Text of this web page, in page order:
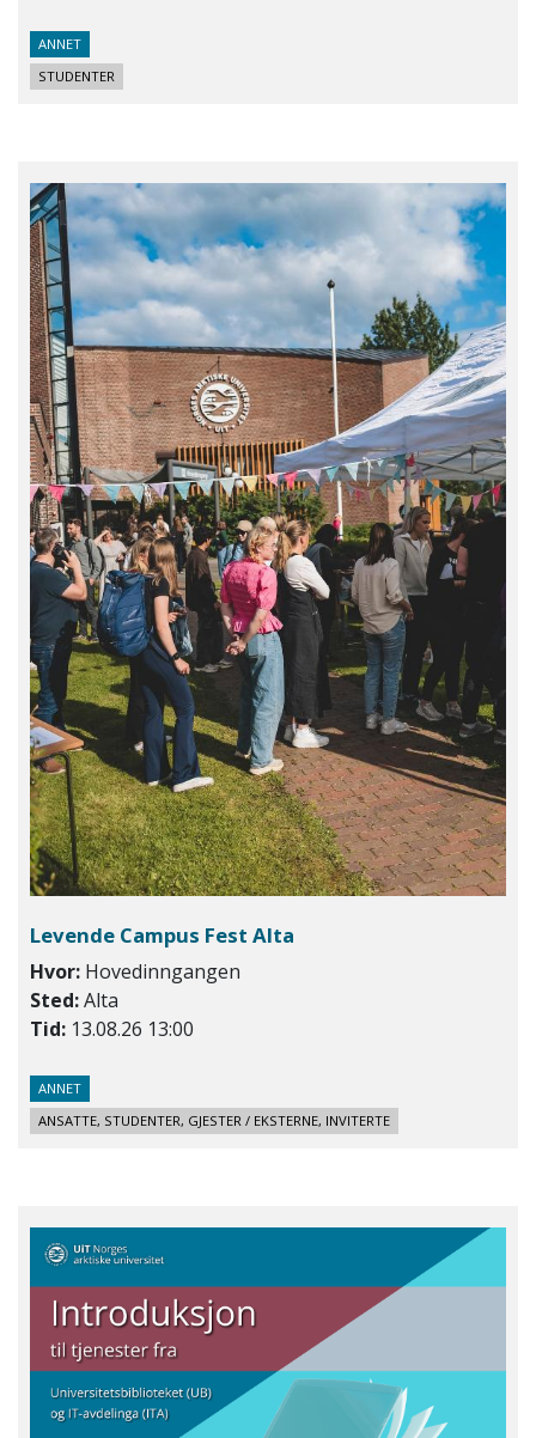
ANNET
STUDENTER
Levende Campus Fest Alta
Hvor: Hovedinngangen
Sted:Alta
Tid: 13.08.26 13:00
ANNET
ANSATTE, STUDENTER, GJESTER / EKSTERNE, INVITERTE